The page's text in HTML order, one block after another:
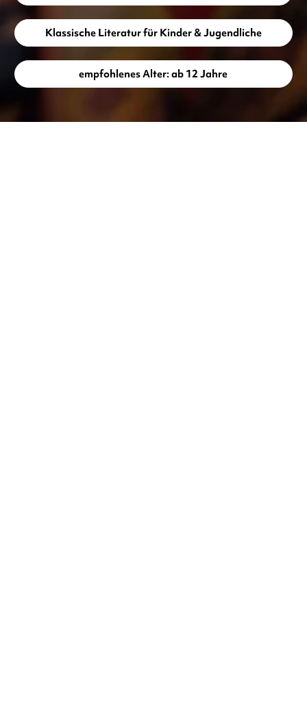
Klassische Literatur für Kinder & Jugendliche
empfohlenes Alter: ab 12 Jahre